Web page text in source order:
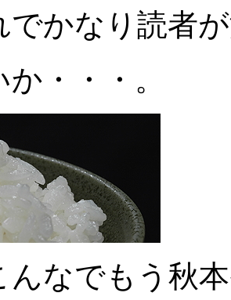
でかなり読者
・・・。
んなでもう秋